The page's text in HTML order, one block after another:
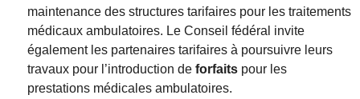
maintenance des structures tarifaires pour les traitements
médicaux ambulatoires. Le Conseil fédéral invite
également les partenaires tarifaires à poursuivre leurs
travaux pour l’introduction de forfaits pour les
prestations médicales ambulatoires.